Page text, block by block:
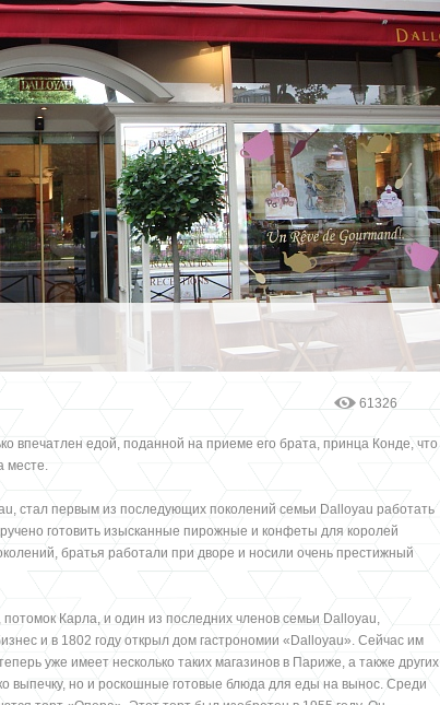
61326
впечатлен едой, поданной на приеме его брата, принца Конде, что
месте.
стал первым из последующих поколений семьи Dalloyau работать
готовить изысканные пирожные и конфеты для королей
братья работали при дворе и носили очень престижный
Карла, и один из последних членов семьи Dalloyau,
и в 1802 году открыл дом гастрономии «Dalloyau». Сейчас им
уже имеет несколько таких магазинов в Париже, а также других
выпечку, но и роскошные готовые блюда для еды на вынос. Среди